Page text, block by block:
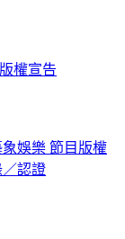
版權宣告
象娛樂 節目版權
認證